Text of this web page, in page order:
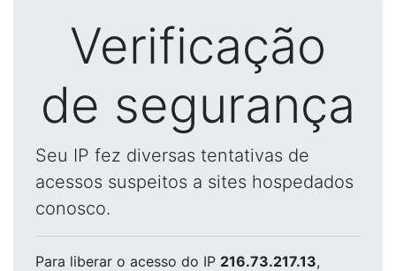
Verificação
de segurança
Seu IP fez diversas tentativas de
acessos suspeitos a sites hospedados
conosco.
Para liberar o acesso do IP 216.73.217.13,